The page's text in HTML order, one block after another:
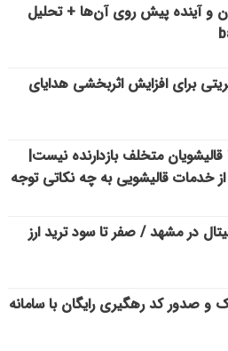
و آینده پیش روی آن‌ها + تحلیل
برای افزایش اثربخشی هدایای
قالیشویان متخلف بازدارنده نیست|
خدمات قالیشویی به چه نکاتی توجه
در مشهد / صفر تا سود ترید ارز
و صدور کد رهگیری رایگان با سامانه